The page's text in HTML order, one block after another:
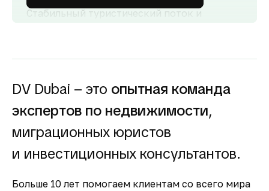
Стабильный туристический поток и
доходность для инвесторов как от
аренды.
строящуюся
недвижимость
Оплата за объект поступает на эскроу-счёт.
Застройщик сможет получить с него деньги
только после ввода объекта в
DV Dubai – это опытная команда
экспертов по недвижимости,
миграционных юристов
и инвестиционных консультантов.
Больше 10 лет помогаем клиентам со всего мира